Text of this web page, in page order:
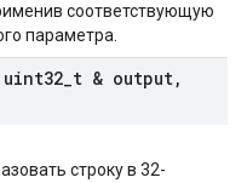
соответствующую
параметра.
uint32 t & output,
строку в 32-